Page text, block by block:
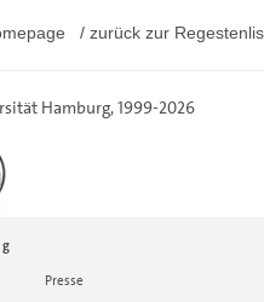
/ zurück zur
Hamburg, 1999-2026